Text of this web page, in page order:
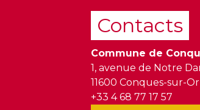
Contacts
Commune de
1, avenue de Notre
11600 Conques-sur-
+33 4 68 77 17 57